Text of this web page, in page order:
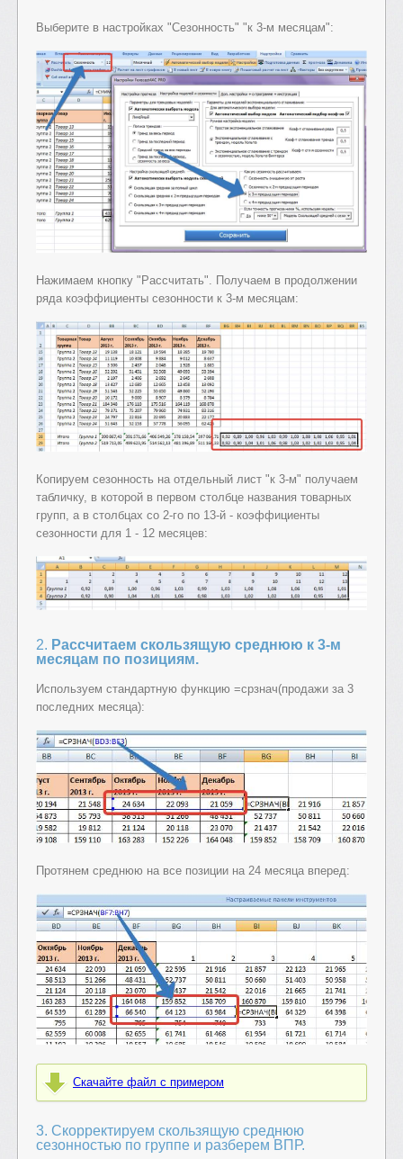
Выберите в настройках "Сезонность" "к 3-м месяцам":
Нажимаем кнопку "Рассчитать". Получаем в продолжении
ряда коэффициенты сезонности к 3-м месяцам:
Копируем сезонность на отдельный лист "к 3-м" получаем
табличку, в которой в первом столбце названия товарных
групп, а в столбцах со 2-го по 13-й - коэффициенты
сезонности для 1 - 12 месяцев:
2. Рассчитаем скользящую среднюю к 3-м
месяцам по позициям.
Используем стандартную функцию =срзнач(продажи за 3
последних месяца):
Протянем среднюю на все позиции на 24 месяца вперед:
Скачайте файл с примером
3. Скорректируем скользящую среднюю
сезонностью по группе и разберем ВПР.